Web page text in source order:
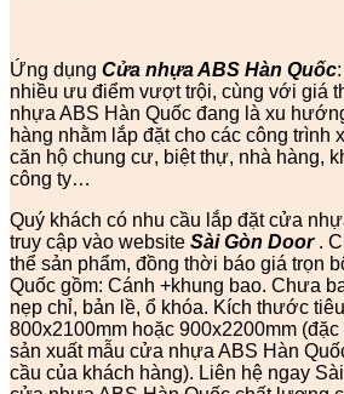
Ứng dụng Cửa nhựa ABS Hàn Quốc
nhiều ưu điểm vượt trội, cùng với giá
nhựa ABS Hàn Quốc đang là xu
hàng nhằm lắp đặt cho các công trình
căn hộ chung cư, biệt thự, nhà hàng,
công ty…
Quý khách có nhu cầu lắp đặt cửa
truy cập vào website Sài Gòn Door.
thể sản phẩm, đồng thời báo giá trọn
Quốc gồm: Cánh +khung bao. Chưa
nẹp chỉ, bản lề, ổ khóa. Kích thước
800x2100mm hoặc 900x2200mm
sản xuất mẫu cửa nhựa ABS Hàn
cầu của khách hàng). Liên hệ ngay